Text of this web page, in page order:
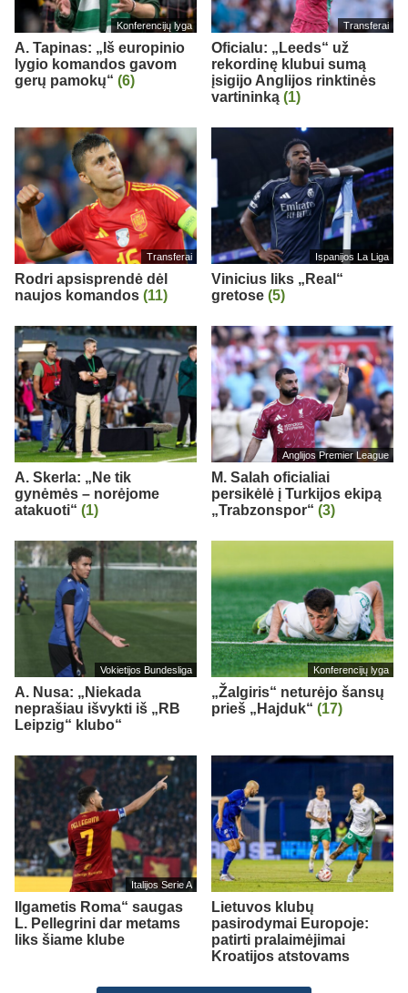
Konferencijų lyga
A. Tapinas: „Iš europinio
lygio komandos gavom
gerų pamokų“ (6)
Transferai
Oficialu: „Leeds“ už
rekordinę klubui sumą
įsigijo Anglijos rinktinės
vartininką (1)
Transferai
Rodri apsisprendė dėl
naujos komandos (11)
Ispanijos La Liga
Vinicius liks „Real“
gretose (5)
A. Skerla: „Ne tik
gynėmės – norėjome
atakuoti“ (1)
Anglijos Premier League
M. Salah oficialiai
persikėlė į Turkijos ekipą
„Trabzonspor“ (3)
Vokietijos Bundesliga
A. Nusa: „Niekada
neprašiau išvykti iš „RB
Leipzig“ klubo“
Konferencijų lyga
„Žalgiris“ neturėjo šansų
prieš „Hajduk“ (17)
Italijos Serie A
Ilgametis Roma“ saugas
L. Pellegrini dar metams
liks šiame klube
Lietuvos klubų
pasirodymai Europoje:
patirti pralaimėjimai
Kroatijos atstovams